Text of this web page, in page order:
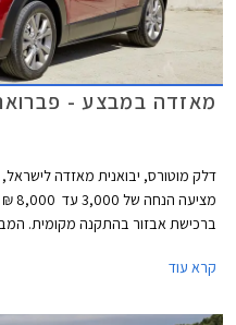
מאזדה במבצע - פברואר
דלק מוטורס, יבואנית מאזדה
ברכישת אבזור בהתקנה מקומית.
קרא עוד